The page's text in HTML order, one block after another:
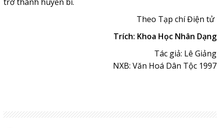
Theo Tạp chí Điện tử
Trích: Khoa Học Nhân Dạng
Tác giả: Lê Giảng
NXB: Văn Hoá Dân Tộc 1997